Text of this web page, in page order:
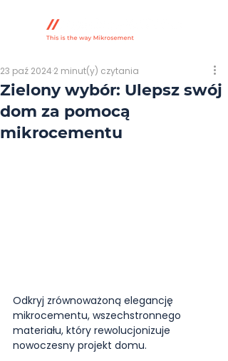
Zielony wybór: Ulepsz swój
dom za pomocą
mikrocementu
23 paź 2024 2 minut(y) czytania
Odkryj zrównoważoną elegancję
mikrocementu, wszechstronnego
materiału, który rewolucjonizuje
nowoczesny projekt domu.